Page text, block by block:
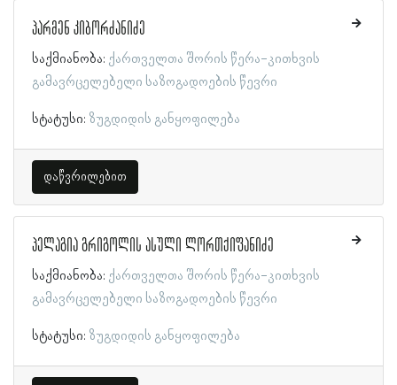
პარმენ კიბორძანიძე
საქმიანობა: ქართველთა შორის წერა-კითხვის
გამავრცელებელი საზოგადოების წევრი
სტატუსი: ზუგდიდის განყოფილება
დაწვრილებით
პელაგია გრიგოლის ასული ლორთქიფანიძე
საქმიანობა: ქართველთა შორის წერა-კითხვის
გამავრცელებელი საზოგადოების წევრი
სტატუსი: ზუგდიდის განყოფილება